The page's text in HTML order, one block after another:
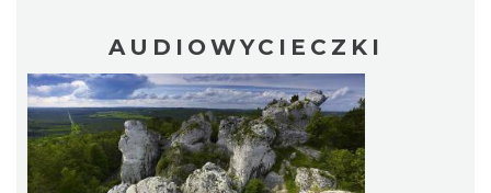
AUDIOWYCIECZKI